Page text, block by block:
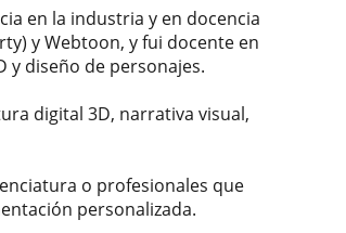
en la industria y en docencia
y Webtoon, y fui docente en
y diseño de personajes.
digital 3D, narrativa visual,
o profesionales que
personalizada.